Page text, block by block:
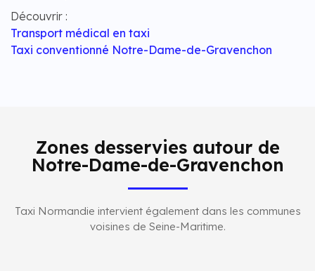
Découvrir :
Transport médical en taxi
Taxi conventionné Notre-Dame-de-Gravenchon
Zones desservies autour de
Notre-Dame-de-Gravenchon
Taxi Normandie intervient également dans les communes
voisines de Seine-Maritime.